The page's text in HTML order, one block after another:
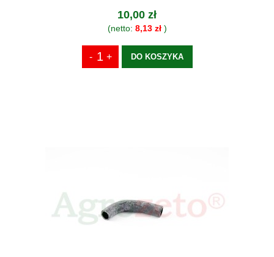
10,00 zł
(netto: 8,13 zł)
DO KOSZYKA